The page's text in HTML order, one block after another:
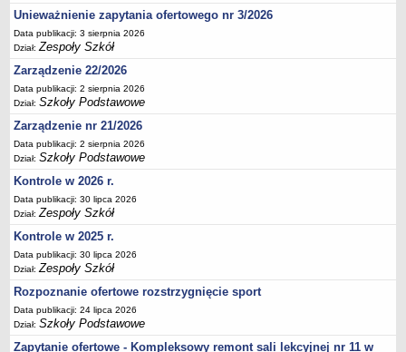
Ogłoszenia
Zarządzenia
Rejestry, ewidencje, archiwa
Kontrole
PONOWNE WYKORZYSTYWANIE
Sprawozdania
Deklaracja dostępności
PONOWNE WYKORZYSTYWANIE
UDOSTĘPNIANIE INFORMACJI PUBLICZNEJ
OCHRONA DANYCH OSOBOWYCH
Unieważnienie zapytania ofertowego nr 3/2026
Data publikacji: 3 sierpnia 2026
Dział:Zespoły Szkół
Zarządzenie 22/2026
Data publikacji: 2 sierpnia 2026
Dział:Szkoły Podstawowe
Zarządzenie nr 21/2026
Data publikacji: 2 sierpnia 2026
Dział:Szkoły Podstawowe
Kontrole w 2026 r.
Data publikacji: 30 lipca 2026
Dział:Zespoły Szkół
Kontrole w 2025 r.
Data publikacji: 30 lipca 2026
Dział:Zespoły Szkół
Rozpoznanie ofertowe rozstrzygnięcie sport
Data publikacji: 24 lipca 2026
Dział:Szkoły Podstawowe
Zapytanie ofertowe - Kompleksowy remont sali lekcyjnej nr 11 w